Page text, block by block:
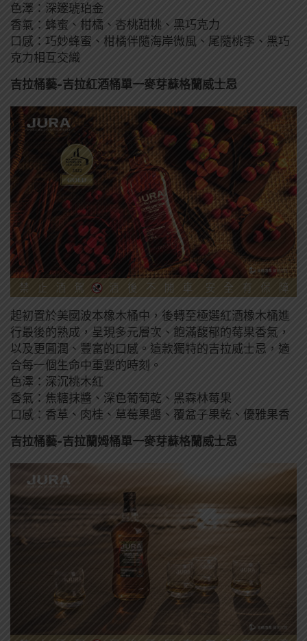
色澤：深邃琥珀金
香氣：蜂蜜、柑橘、杏桃甜桃、黑巧克力
口感：巧妙蜂蜜、柑橘伴隨海岸微風、尾隨桃李、黑巧
克力相互交織
吉拉桶藝-吉拉紅酒桶單一麥芽蘇格蘭威士忌
起初置於美國波本橡木桶中，後轉至極選紅酒橡木桶進
行最後的熟成，呈現多元層次、飽滿馥郁的莓果香氣，
以及更圓潤、豐富的口感。這款獨特的吉拉威士忌，適
合每一個生命中重要的時刻。
色澤：深沉桃木紅
香氣：焦糖抹醬、深色葡萄乾、黑森林莓果
口感：香草、肉桂、草莓果醬、覆盆子果乾、優雅果香
吉拉桶藝-吉拉蘭姆桶單一麥芽蘇格蘭威士忌